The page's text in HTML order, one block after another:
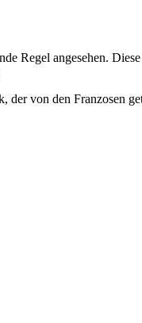
Regel angesehen.
der von den Franzosen